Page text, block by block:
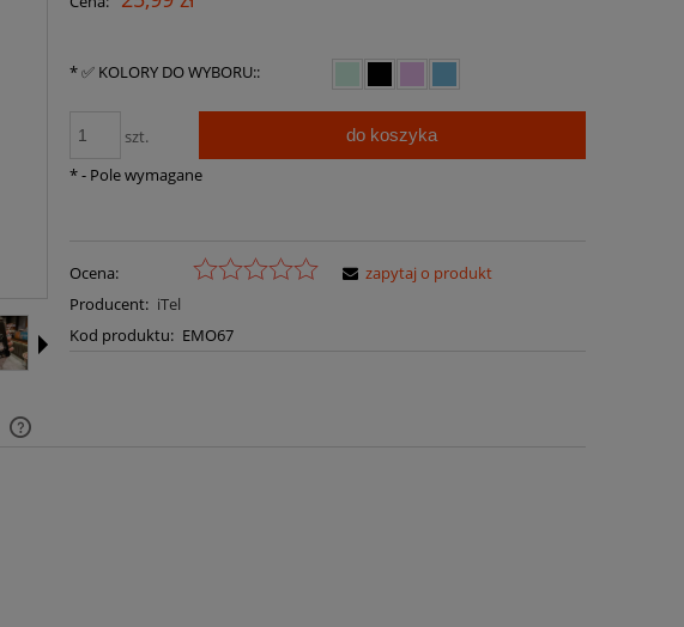
płatności
*✅ KOLORY DO WYBORU::
szt. do koszyka
*- Pole wymagane
Ocena:
Producent: iTel
Kod produktu: EMO67
zapytaj o produkt